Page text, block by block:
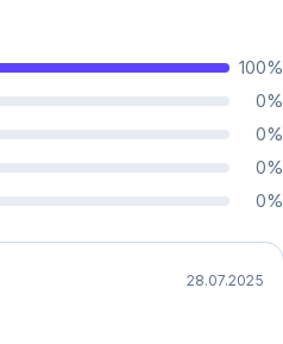
silnik Tempest 3D
100%
0%
0%
0%
0%
28.07.2025